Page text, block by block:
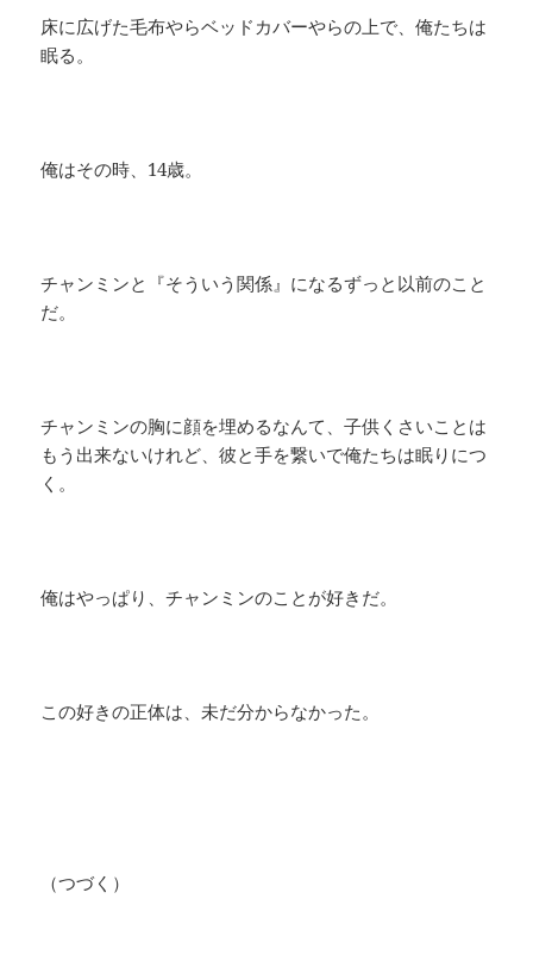
床に広げた毛布やらベッドカバーやらの上で、俺たちは
眠る。
俺はその時、14歳。
チャンミンと『そういう関係』になるずっと以前のこと
だ。
チャンミンの胸に顔を埋めるなんて、子供くさいことは
もう出来ないけれど、彼と手を繋いで俺たちは眠りにつ
く。
俺はやっぱり、チャンミンのことが好きだ。
この好きの正体は、未だ分からなかった。
（つづく）